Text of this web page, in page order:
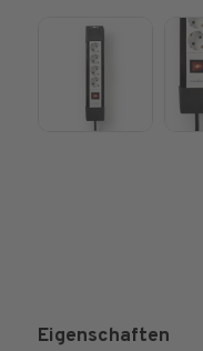
Eigenschaften